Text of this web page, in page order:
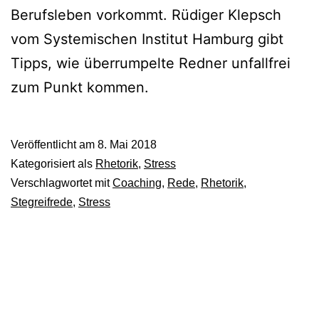
Berufsleben vorkommt. Rüdiger Klepsch
vom Systemischen Institut Hamburg gibt
Tipps, wie überrumpelte Redner unfallfrei
zum Punkt kommen.
Veröffentlicht am 8. Mai 2018
Kategorisiert als Rhetorik, Stress
Verschlagwortet mitCoaching, Rede, Rhetorik,
Stegreifrede, Stress